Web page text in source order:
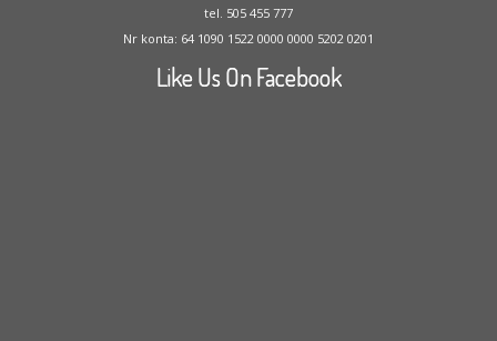
tel. 505 455 777
Nr konta: 64 1090 1522 0000 0000 5202 0201
Like Us On Facebook